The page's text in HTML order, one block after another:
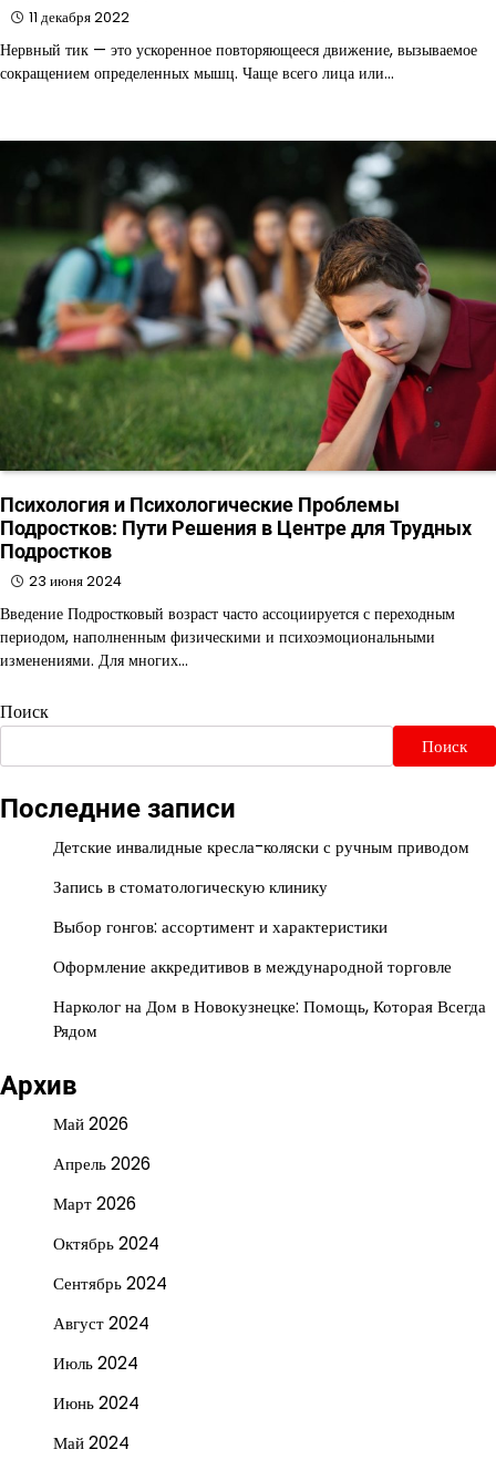
11 декабря 2022
Нервный тик — это ускоренное повторяющееся движение, вызываемое
сокращением определенных мышц. Чаще всего лица или…
Психология и Психологические Проблемы
Подростков: Пути Решения в Центре для Трудных
Подростков
23 июня 2024
Введение Подростковый возраст часто ассоциируется с переходным
периодом, наполненным физическими и психоэмоциональными
изменениями. Для многих…
Поиск
Поиск
Последние записи
Детские инвалидные кресла-коляски с ручным приводом
Запись в стоматологическую клинику
Выбор гонгов: ассортимент и характеристики
Оформление аккредитивов в международной торговле
Нарколог на Дом в Новокузнецке: Помощь, Которая Всегда
Рядом
Архив
Май 2026
Апрель 2026
Март 2026
Октябрь 2024
Сентябрь 2024
Август 2024
Июль 2024
Июнь 2024
Май 2024